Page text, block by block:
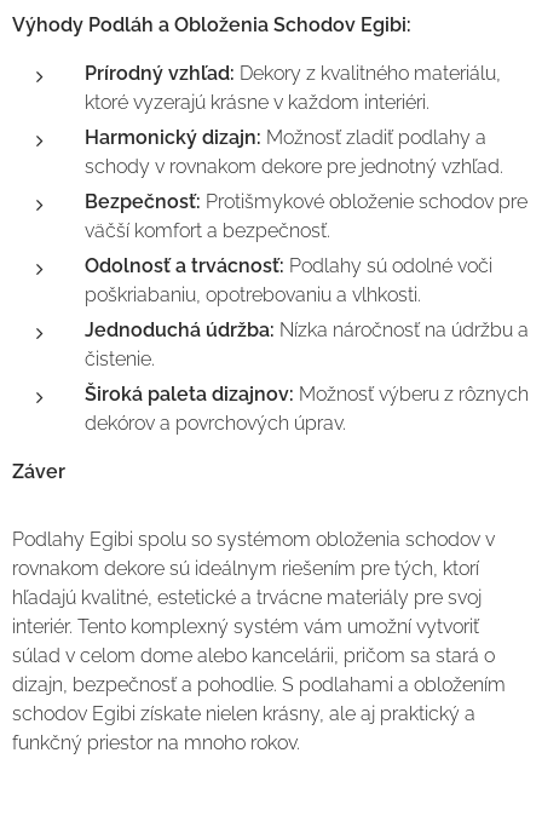
Výhody Podláh a Obloženia Schodov Egibi:
Prírodný vzhľad: Dekory z kvalitného materiálu,
ktoré vyzerajú krásne v každom interiéri.
Harmonický dizajn: Možnosť zladiť podlahy a
schody v rovnakom dekore pre jednotný vzhľad.
Bezpečnosť: Protišmykové obloženie schodov pre
väčší komfort a bezpečnosť.
Odolnosť a trvácnosť: Podlahy sú odolné voči
poškriabaniu, opotrebovaniu a vlhkosti.
Jednoduchá údržba: Nízka náročnosť na údržbu a
čistenie.
Široká paleta dizajnov: Možnosť výberu z rôznych
dekórov a povrchových úprav.
Záver
Podlahy Egibi spolu so systémom obloženia schodov v
rovnakom dekore sú ideálnym riešením pre tých, ktorí
hľadajú kvalitné, estetické a trvácne materiály pre svoj
interiér. Tento komplexný systém vám umožní vytvoriť
súlad v celom dome alebo kancelárii, pričom sa stará o
dizajn, bezpečnosť a pohodlie. S podlahami a obložením
schodov Egibi získate nielen krásny, ale aj praktický a
funkčný priestor na mnoho rokov.